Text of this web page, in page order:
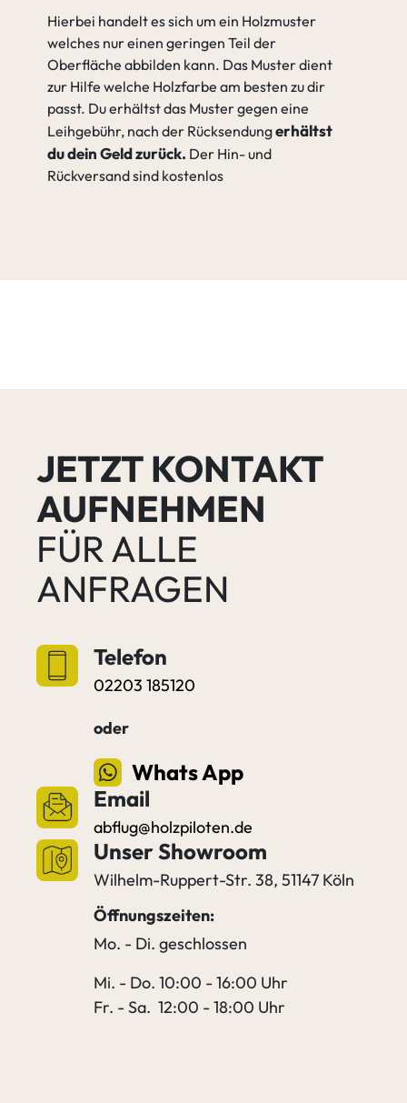
Hierbei handelt es sich um ein Holzmuster
welches nur einen geringen Teil der
Oberfläche abbilden kann. Das Muster dient
zur Hilfe welche Holzfarbe am besten zu dir
passt. Du erhältst das Muster gegen eine
Leihgebühr, nach der Rücksendungerhältst
du dein Geld zurück. Der Hin- und
Rückversand sind kostenlos
JETZT KONTAKT
AUFNEHMEN
FÜR ALLE
ANFRAGEN
Telefon
02203 185120
oder
Whats App
Email
abflug@holzpiloten.de
Unser Showroom
Wilhelm-Ruppert-Str. 38, 51147 Köln
Öffnungszeiten:
Mo. - Di. geschlossen
Mi. - Do. 10:00 - 16:00 Uhr
Fr. - Sa. 12:00 - 18:00 Uhr